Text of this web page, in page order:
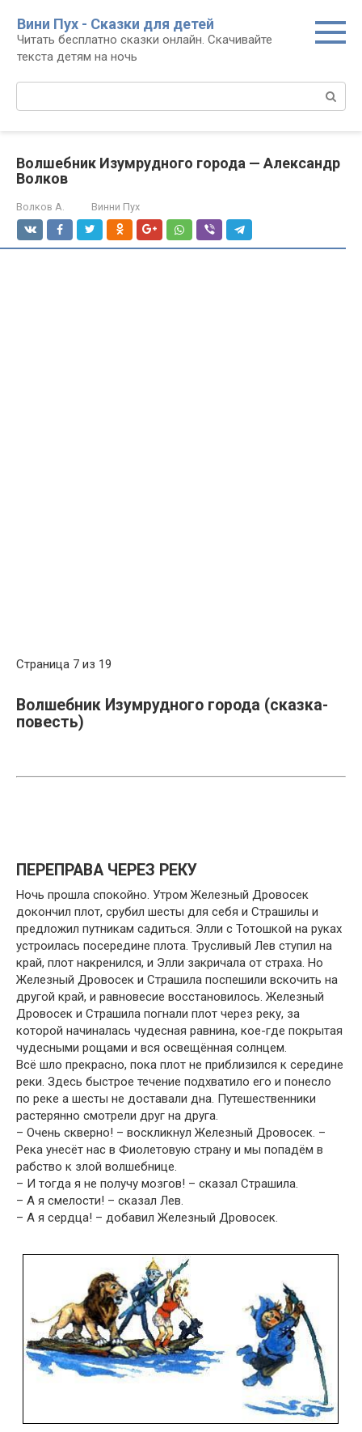
контенту
Вини Пух - Сказки для детей
Читать бесплатно сказки онлайн. Скачивайте
текста детям на ночь
Волшебник Изумрудного города — Александр
Волков
Волков А. Винни Пух
Страница 7 из 19
Волшебник Изумрудного города (сказка-
повесть)
ПЕРЕПРАВА ЧЕРЕЗ РЕКУ
Ночь прошла спокойно. Утром Железный Дровосек
докончил плот, срубил шесты для себя и Страшилы и
предложил путникам садиться. Элли с Тотошкой на руках
устроилась посередине плота. Трусливый Лев ступил на
край, плот накренился, и Элли закричала от страха. Но
Железный Дровосек и Страшила поспешили вскочить на
другой край, и равновесие восстановилось. Железный
Дровосек и Страшила погнали плот через реку, за
которой начиналась чудесная равнина, кое-где покрытая
чудесными рощами и вся освещённая солнцем.
Всё шло прекрасно, пока плот не приблизился к середине
реки. Здесь быстрое течение подхватило его и понесло
по реке а шесты не доставали дна. Путешественники
растерянно смотрели друг на друга.
– Очень скверно! – воскликнул Железный Дровосек. –
Река унесёт нас в Фиолетовую страну и мы попадём в
рабство к злой волшебнице.
– И тогда я не получу мозгов! – сказал Страшила.
– А я смелости! – сказал Лев.
– А я сердца! – добавил Железный Дровосек.